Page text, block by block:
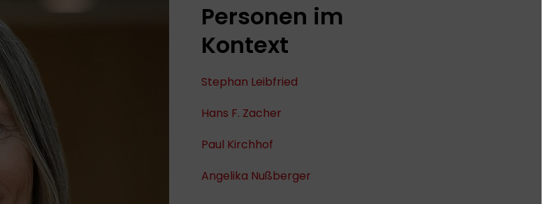
Personen im
Kontext
Stephan Leibfried
Hans F. Zacher
Paul Kirchhof
Angelika Nußberger